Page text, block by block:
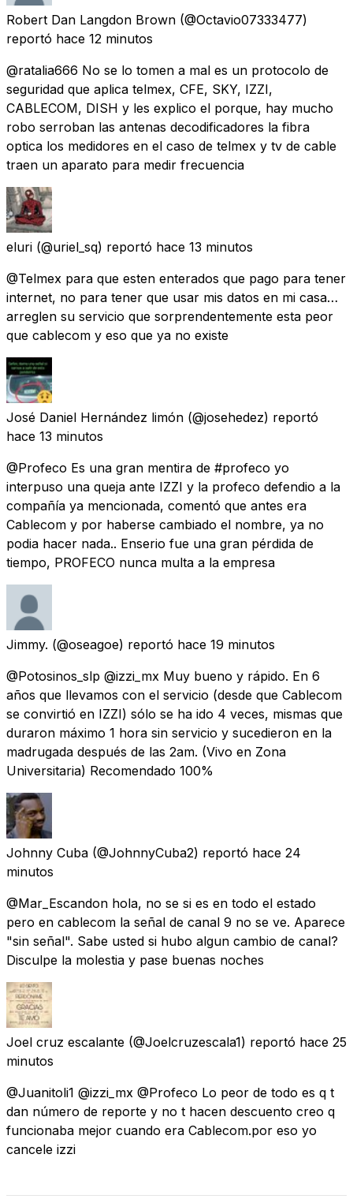
Robert Dan Langdon Brown (@Octavio07333477)
reportó hace 12 minutos
@ratalia666 No se lo tomen a mal es un protocolo de
seguridad que aplica telmex, CFE, SKY, IZZI,
CABLECOM, DISH y les explico el porque, hay mucho
robo serroban las antenas decodificadores la fibra
optica los medidores en el caso de telmex y tv de cable
traen un aparato para medir frecuencia
eluri (@uriel_sq) reportó hace 13 minutos
@Telmex para que esten enterados que pago para tener
internet, no para tener que usar mis datos en mi casa…
arreglen su servicio que sorprendentemente esta peor
que cablecom y eso que ya no existe
José Daniel Hernández limón (@josehedez) reportó
hace 13 minutos
@Profeco Es una gran mentira de #profeco yo
interpuso una queja ante IZZI y la profeco defendio a la
compañía ya mencionada, comentó que antes era
Cablecom y por haberse cambiado el nombre, ya no
podia hacer nada.. Enserio fue una gran pérdida de
tiempo, PROFECO nunca multa a la empresa
Jimmy. (@oseagoe) reportó hace 19 minutos
@Potosinos_slp @izzi_mx Muy bueno y rápido. En 6
años que llevamos con el servicio (desde que Cablecom
se convirtió en IZZI) sólo se ha ido 4 veces, mismas que
duraron máximo 1 hora sin servicio y sucedieron en la
madrugada después de las 2am. (Vivo en Zona
Universitaria) Recomendado 100%
Johnny Cuba (@JohnnyCuba2) reportó hace 24
minutos
@Mar_Escandon hola, no se si es en todo el estado
pero en cablecom la señal de canal 9 no se ve. Aparece
"sin señal". Sabe usted si hubo algun cambio de canal?
Disculpe la molestia y pase buenas noches
Joel cruz escalante (@Joelcruzescala1) reportó hace 25
minutos
@Juanitoli1 @izzi_mx @Profeco Lo peor de todo es q t
dan número de reporte y no t hacen descuento creo q
funcionaba mejor cuando era Cablecom.por eso yo
cancele izzi